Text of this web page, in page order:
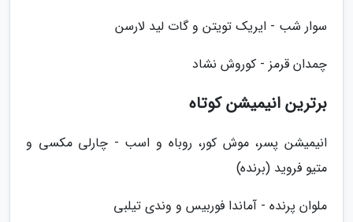
سوار شب - ایریک تویتن و گات لید لارسن
چمدان قرمز - کوروش نشاد
برترین انیمیشن کوتاه
انیمیشن پسر، موش کور، روباه و اسب - چارلی مکسی و
متیو فروید (برنده)
ملوان پرنده - آماندا فوربیس و وندی تیلبی